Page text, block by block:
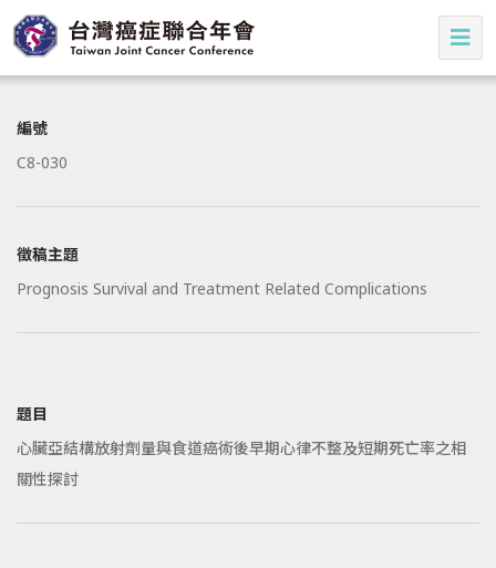
編號
C8-030
徵稿主題
Prognosis Survival and Treatment Related Complications
題目
心臟亞結構放射劑量與食道癌術後早期心律不整及短期死亡率之相
關性探討